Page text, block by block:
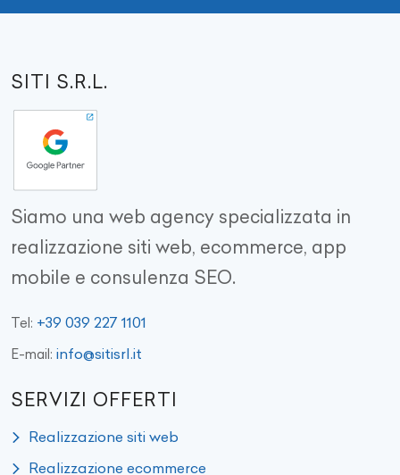
SITI S.R.L.
Siamo una web agency specializzata in
realizzazione siti web, ecommerce, app
mobile e consulenza SEO.
Tel: +39 039 227 1101
E-mail: info@sitisrl.it
SERVIZI OFFERTI
Realizzazione siti web
Realizzazione ecommerce